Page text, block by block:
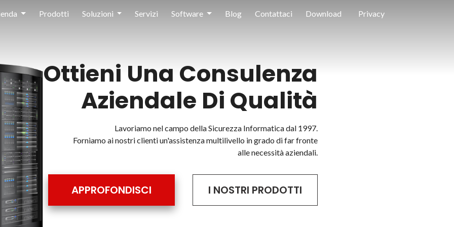
Prodotti Soluzioni Servizi Software Blog Contattaci Download Privacy
Ottieni Una Consulenza
Aziendale Di Qualità
Lavoriamo nel campo della Sicurezza Informatica dal 1997.
Forniamo ai nostri clienti un'assistenza multilivello in grado di far fronte
alle necessità aziendali.
APPROFONDISCI I NOSTRI PRODOTTI